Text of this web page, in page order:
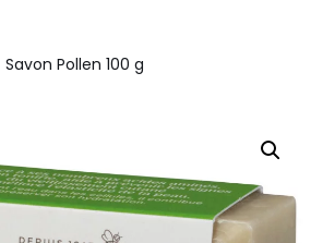
Savon Pollen 100 g